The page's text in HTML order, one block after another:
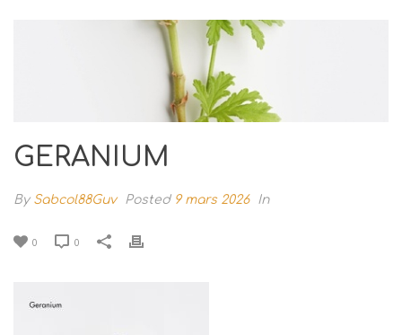
GERANIUM
By Sabcol88Guv Posted 9 mars 2026 In
0 0